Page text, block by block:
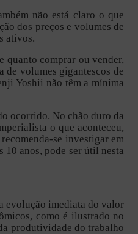
não está claro o que
dos preços e volumes de
ativos.
quanto comprar ou vender,
de volumes gigantescos de
Yoshii não têm a mínima
ocorrido. No chão duro da
o que aconteceu,
se investigar em
10 anos, pode ser útil nesta
evolução imediata do valor
como é ilustrado no
produtividade do trabalho